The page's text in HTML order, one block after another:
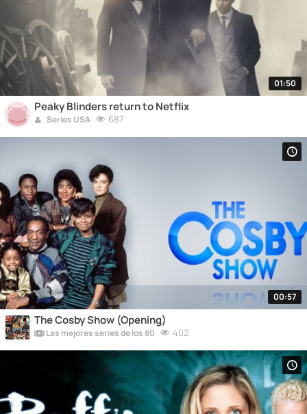
01:50
Peaky Blinders return to Netflix
Series USA 687
00:57
The Cosby Show (Opening)
Las mejores series de los 80 402